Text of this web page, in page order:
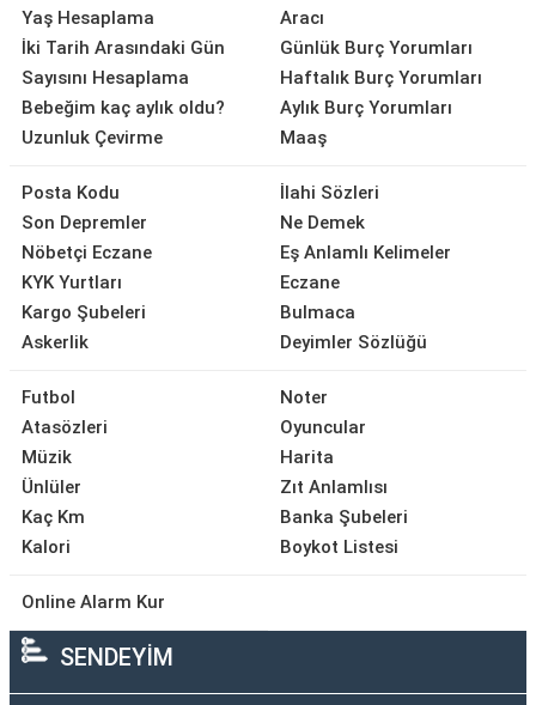
Yaş Hesaplama
İki Tarih Arasındaki Gün
Sayısını Hesaplama
Bebeğim kaç aylık oldu?
Uzunluk Çevirme
Aracı
Günlük Burç Yorumları
Haftalık Burç Yorumları
Aylık Burç Yorumları
Maaş
Posta Kodu
Son Depremler
Nöbetçi Eczane
KYK Yurtları
Kargo Şubeleri
Askerlik
İlahi Sözleri
Ne Demek
Eş Anlamlı Kelimeler
Eczane
Bulmaca
Deyimler Sözlüğü
Futbol
Atasözleri
Müzik
Ünlüler
Kaç Km
Kalori
Noter
Oyuncular
Harita
Zıt Anlamlısı
Banka Şubeleri
Boykot Listesi
Online Alarm Kur
SENDEYİM